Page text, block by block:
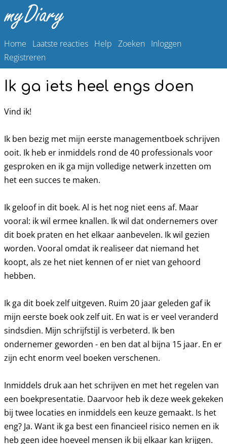
Home Laatste reacties Help Zoeken Inloggen
Registreren
Ik ga iets heel engs doen
Vind ik!
Ik ben bezig met mijn eerste managementboek schrijven
ooit. Ik heb er inmiddels rond de 40 professionals voor
gesproken en ik ga mijn volledige netwerk inzetten om
het een succes te maken.
Ik geloof in dit boek. Al is het nog niet eens af. Maar
vooral: ik wil ermee knallen. Ik wil dat ondernemers over
dit boek praten en het elkaar aanbevelen. Ik wil gezien
worden. Vooral omdat ik realiseer dat niemand het
koopt, als ze het niet kennen of er niet van gehoord
hebben.
Ik ga dit boek zelf uitgeven. Ruim 20 jaar geleden gaf ik
mijn eerste boek ook zelf uit. En wat is er veel veranderd
sindsdien. Mijn schrijfstijl is verbeterd. Ik ben
ondernemer geworden - en ben dat al bijna 15 jaar. En er
zijn echt enorm veel boeken verschenen.
Inmiddels druk aan het schrijven en met het regelen van
een boekpresentatie. Daarvoor heb ik deze week gekeken
bij twee locaties en inmiddels een keuze gemaakt. Is het
eng? Ja. Want ik ga best een financieel risico nemen en ik
heb geen idee hoeveel mensen ik bij elkaar kan krijgen.